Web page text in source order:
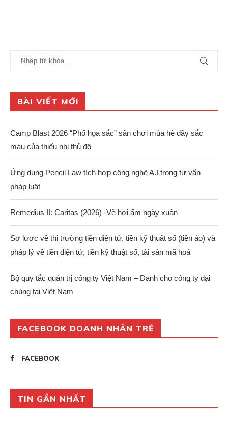
BÀI VIẾT MỚI
Camp Blast 2026 “Phố họa sắc” sân chơi mùa hè đầy sắc
màu của thiếu nhi thủ đô
Ứng dụng Pencil Law tích hợp công nghệ A.I trong tư vấn
pháp luật
Remedius II: Caritas (2026) -Vẽ hơi ấm ngày xuân
Sơ lược về thị trường tiền điện tử, tiền kỹ thuật số (tiền ảo) và
pháp lý về tiền điện tử, tiền kỹ thuật số, tài sản mã hoá
Bộ quy tắc quản trị công ty Việt Nam – Danh cho công ty đại
chúng tại Việt Nam
FACEBOOK DOANH NHÂN TRẺ
FACEBOOK
TIN GẦN NHẤT